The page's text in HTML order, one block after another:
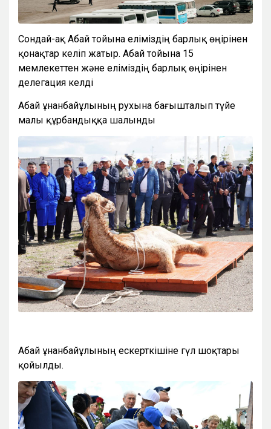
Сондай-ақ Абай тойына еліміздің барлық өңірінен
қонақтар келіп жатыр. Абай тойына 15
мемлекеттен және еліміздің барлық өңірінен
делегация келді
Абай Құнанбайұлының рухына бағышталып түйе
малы құрбандыққа шалынды
Абай Құнанбайұлының ескерткішіне гүл шоқтары
қойылды.